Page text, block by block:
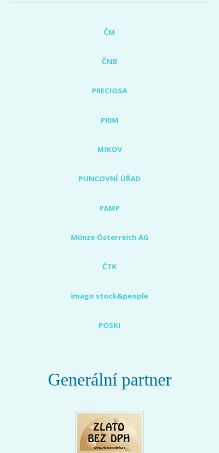
ČM
ČNB
PRECIOSA
PRIM
MIKOV
PUNCOVNÍ ÚŘAD
PAMP
Münze Österreich AG
ČTK
imago stock&people
POSKI
Generální partner